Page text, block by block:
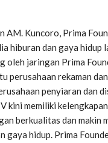
AM. Kuncoro, Prima
hiburan dan gaya hidup
oleh jaringan Prima
perusahaan rekaman
penyiaran dan
kini memiliki
berkualitas dan makin
gaya hidup. Prima